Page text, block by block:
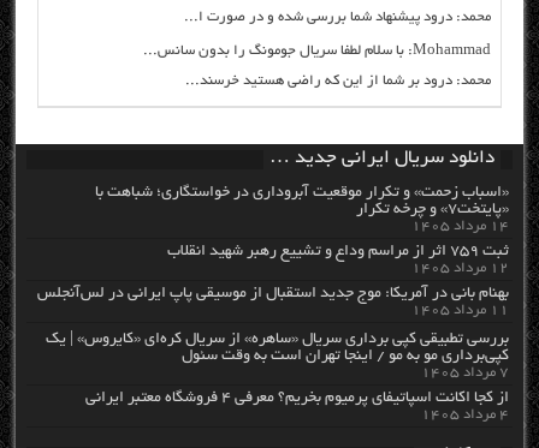
محمد: درود پیشنهاد شما بررسی شده و در صورت ا...
Mohammad: با سلام لطفا سریال جومونگ را بدون سانس...
محمد: درود بر شما از این که راضی هستید خرسند...
دانلود سریال ایرانی جدید …
«اسباب زحمت» و تکرار موقعیت آبروداری در خواستگاری؛ شباهت با
«پایتخت۷» و چرخه تکرار
۱۴ مرداد ۱۴۰۵
ثبت ۷۵۹ اثر از مراسم وداع و تشییع رهبر شهید انقلاب
۱۲ مرداد ۱۴۰۵
بهنام بانی در آمریکا: موج جدید استقبال از موسیقی پاپ ایرانی در لس‌آنجلس
۱۱ مرداد ۱۴۰۵
بررسی تطبیقی کپی برداری سریال «ساهره» از سریال کره‌ای «کایروس» | یک
کپی‌برداری مو به مو / اینجا تهران است به وقت سئول
۷ مرداد ۱۴۰۵
از کجا اکانت اسپاتیفای پرمیوم بخریم؟ معرفی ۴ فروشگاه معتبر ایرانی
۴ مرداد ۱۴۰۵